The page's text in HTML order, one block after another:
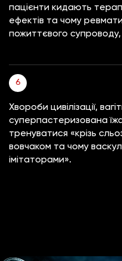
пацієнти кидають
ефектів та чому
пожиттєвого супроводу,
Хвороби цивілізації,
суперпастеризована
тренуватися «крізь
вовчаком та чому
імітаторами».